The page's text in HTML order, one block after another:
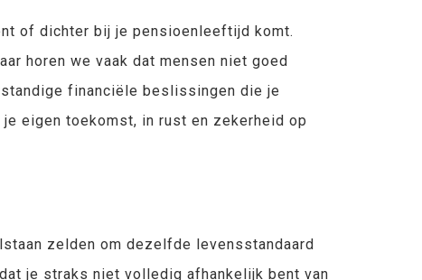
of dichter bij je pensioenleeftijd komt.
horen we vaak dat mensen niet goed
financiële beslissingen die je
eigen toekomst, in rust en zekerheid op
zelden om dezelfde levensstandaard
je straks niet volledig afhankelijk bent van